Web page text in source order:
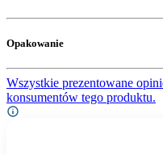
Opakowanie
Wszystkie prezentowane
konsumentów tego produktu.